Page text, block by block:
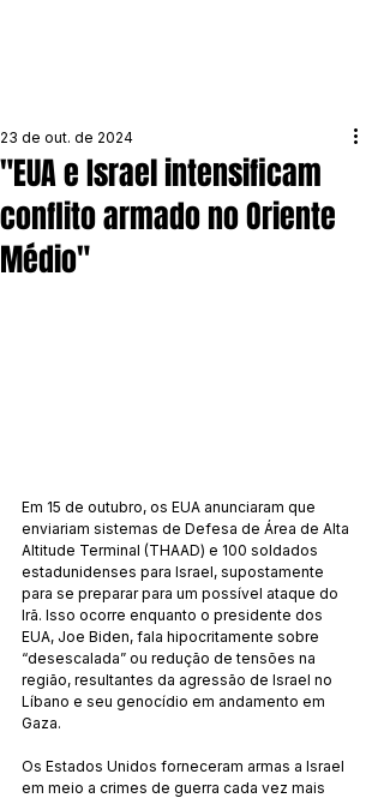
"EUA e Israel intensificam
conflito armado no Oriente
Médio"
23 de out. de 2024
Em 15 de outubro, os EUA anunciaram que
enviariam sistemas de Defesa de Área de Alta
Altitude Terminal (THAAD) e 100 soldados
estadunidenses para Israel, supostamente
para se preparar para um possível ataque do
Irã. Isso ocorre enquanto o presidente dos
EUA, Joe Biden, fala hipocritamente sobre
“desescalada” ou redução de tensões na
região, resultantes da agressão de Israel no
Líbano e seu genocídio em andamento em
Gaza.
Os Estados Unidos forneceram armas a Israel
em meio a crimes de guerra cada vez mais